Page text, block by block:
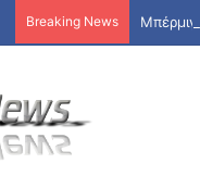
Breaking News